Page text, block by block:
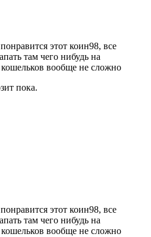
этот коин98, все
там чего нибудь на
кошельков вообще не сложно
пока.
этот коин98, все
там чего нибудь на
кошельков вообще не сложно